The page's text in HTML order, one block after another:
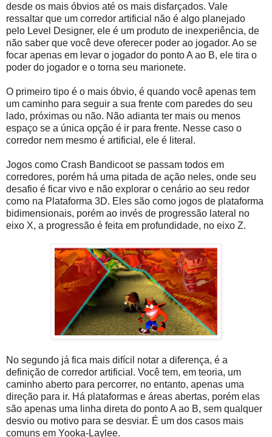
desde os mais óbvios até os mais disfarçados. Vale
ressaltar que um corredor artificial não é algo planejado
pelo Level Designer, ele é um produto de inexperiência, de
não saber que você deve oferecer poder ao jogador. Ao se
focar apenas em levar o jogador do ponto A ao B, ele tira o
poder do jogador e o torna seu marionete.
O primeiro tipo é o mais óbvio, é quando você apenas tem
um caminho para seguir a sua frente com paredes do seu
lado, próximas ou não. Não adianta ter mais ou menos
espaço se a única opção é ir para frente. Nesse caso o
corredor nem mesmo é artificial, ele é literal.
Jogos como Crash Bandicoot se passam todos em
corredores, porém há uma pitada de ação neles, onde seu
desafio é ficar vivo e não explorar o cenário ao seu redor
como na Plataforma 3D. Eles são como jogos de plataforma
bidimensionais, porém ao invés de progressão lateral no
eixo X, a progressão é feita em profundidade, no eixo Z.
No segundo já fica mais difícil notar a diferença, é a
definição de corredor artificial. Você tem, em teoria, um
caminho aberto para percorrer, no entanto, apenas uma
direção para ir. Há plataformas e áreas abertas, porém elas
são apenas uma linha direta do ponto A ao B, sem qualquer
desvio ou motivo para se desviar. É um dos casos mais
comuns em Yooka-Laylee.